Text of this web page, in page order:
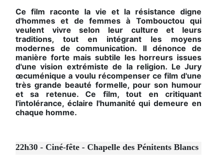
Ce film raconte la vie et la résistance digne
d'hommes et de femmes à Tombouctou qui
veulent vivre selon leur culture et leurs
traditions, tout en intégrant les moyens
modernes de communication. Il dénonce de
manière forte mais subtile les horreurs issues
d'une vision extrémiste de la religion. Le Jury
œcuménique a voulu récompenser ce film d'une
très grande beauté formelle, pour son humour
et sa retenue. Ce film, tout en critiquant
l'intolérance, éclaire l'humanité qui demeure en
chaque homme.
22h30 - Ciné-fête - Chapelle des Pénitents Blancs